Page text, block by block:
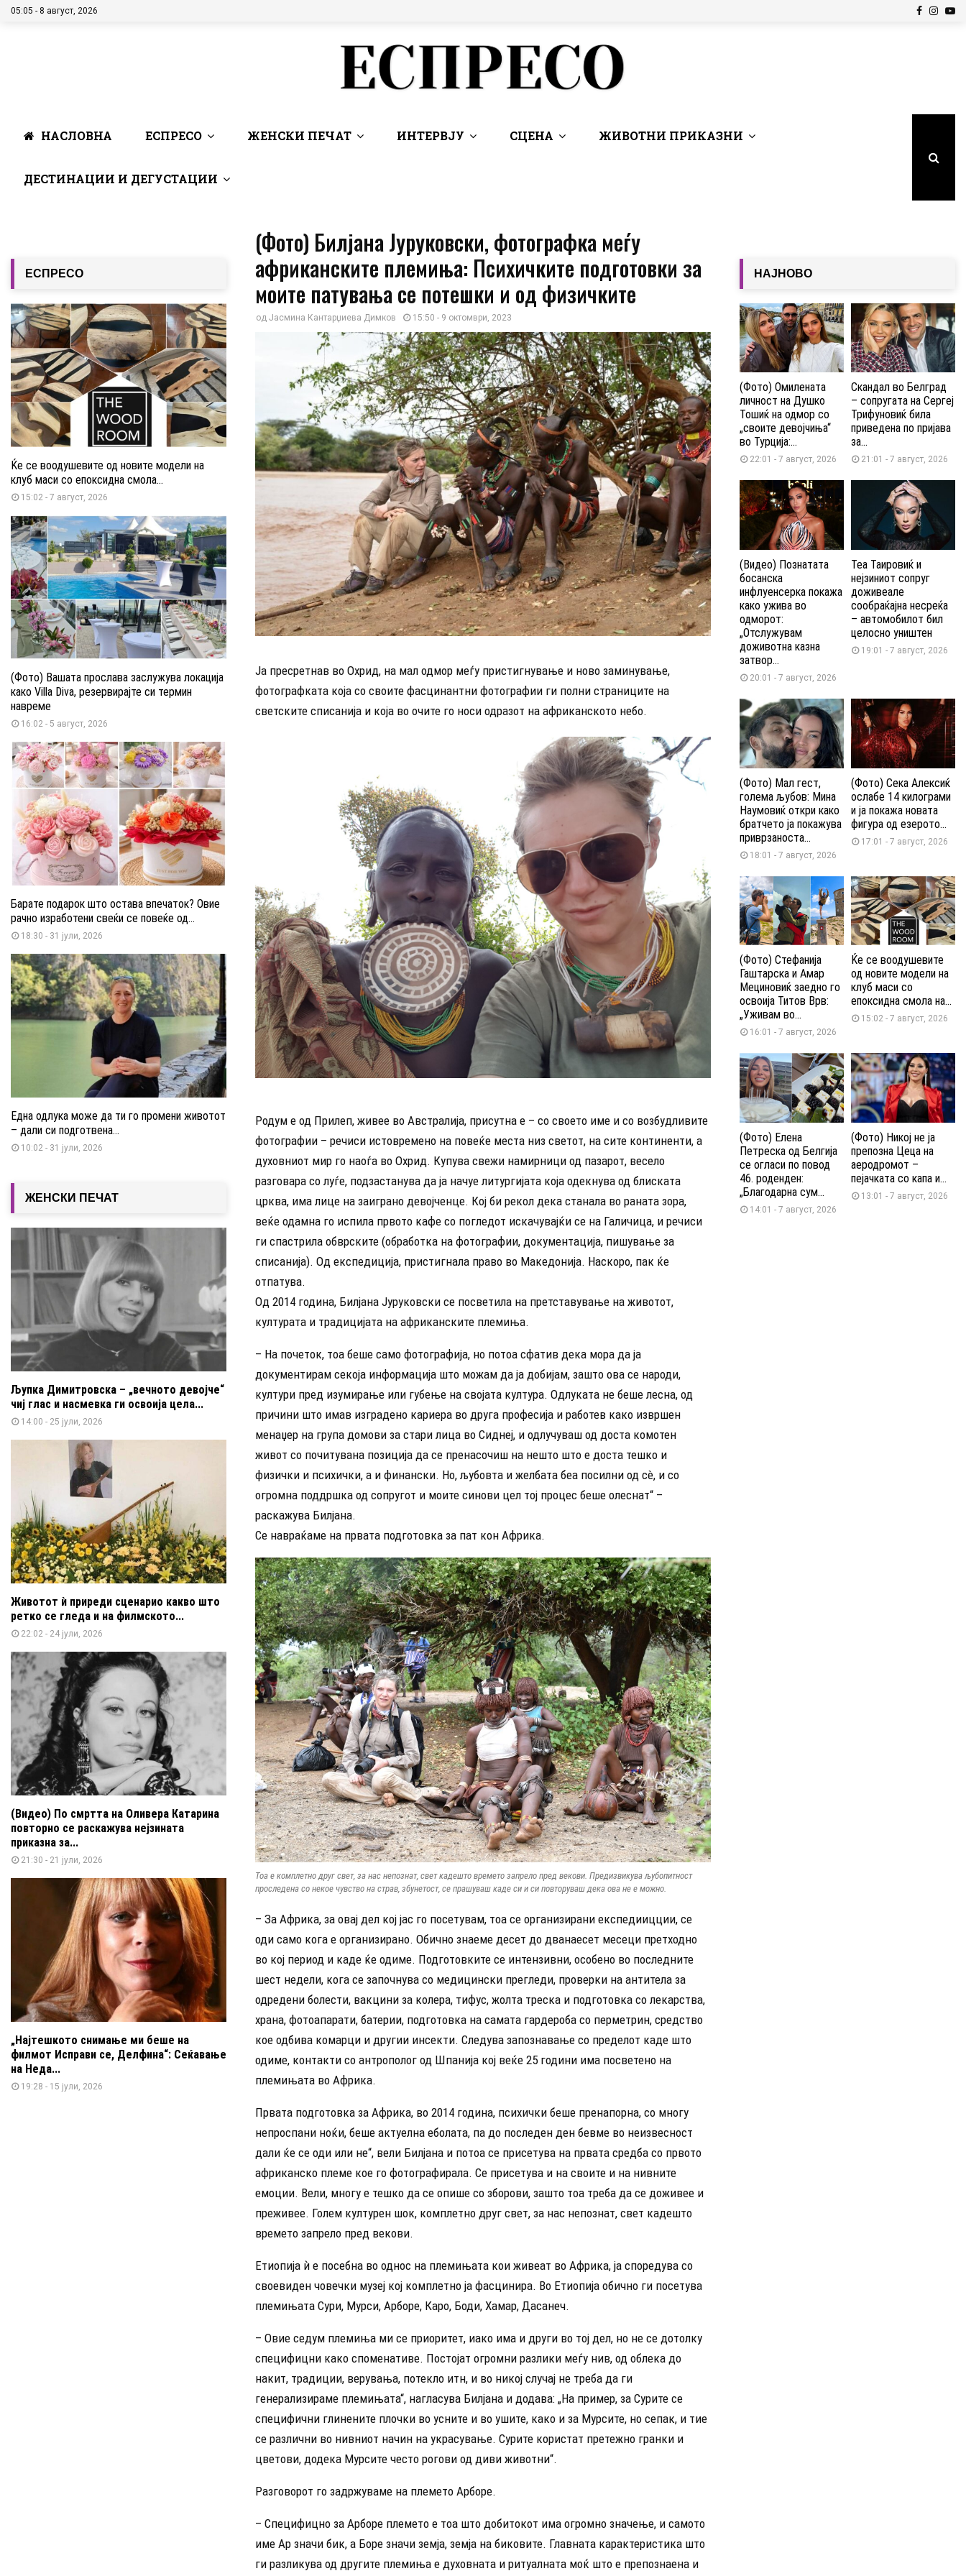
05:05 - 8 август, 2026 Facebook
НАСЛОВНА ЕСПРЕСО ЖЕНСКИ ПЕЧАТ ИНТЕРВЈУ СЦЕНА ЖИВОТНИ ПРИКАЗНИ
ДЕСТИНАЦИИ И ДЕГУСТАЦИИ
(Фото) Билјана Јуруковски, фотографка меѓу
африканските племиња: Психичките подготовки за
моите патувања се потешки и од физичките
од Јасмина Кантарџиева Димков 15:50 - 9 октомври, 2023
Ја пресретнав во Охрид, на мал одмор меѓу пристигнување и ново заминување,
фотографката која со своите фасцинантни фотографии ги полни страниците на
светските списанија и која во очите го носи одразот на африканското небо.
Родум е од Прилеп, живее во Австралија, присутна е – со своето име и со возбудливите
фотографии – речиси истовремено на повеќе места низ светот, на сите континенти, а
духовниот мир го наоѓа во Охрид. Купува свежи намирници од пазарот, весело
разговара со луѓе, подзастанува да ја начуе литургијата која одекнува од блиската
црква, има лице на заиграно девојченце. Кој би рекол дека станала во раната зора,
веќе одамна го испила првото кафе со погледот искачувајќи се на Галичица, и речиси
ги спастрила обврските (обработка на фотографии, документација, пишување за
списанија). Од експедиција, пристигнала право во Македонија. Наскоро, пак ќе
отпатува.
Од 2014 година, Билјана Јуруковски се посветила на претставување на животот,
културата и традицијата на африканските племиња.
– На почеток, тоа беше само фотографија, но потоа сфатив дека мора да ја
документирам секоја информација што можам да ја добијам, зашто ова се народи,
култури пред изумирање или губење на својата култура. Одлуката не беше лесна, од
причини што имав изградено кариера во друга професија и работев како извршен
менаџер на група домови за стари лица во Сиднеј, и одлучуваш од доста комотен
живот со почитувана позиција да се пренасочиш на нешто што е доста тешко и
физички и психички, а и финански. Но, љубовта и желбата беа посилни од сè, и со
огромна поддршка од сопругот и моите синови цел тој процес беше олеснат“ –
раскажува Билјана.
Се навраќаме на првата подготовка за пат кон Африка.
Тоа е комплетно друг свет, за нас непознат, свет кадешто времето запрело пред векови. Предизвикува љубопитност
проследена со некое чувство на страв, збунетост, се прашуваш каде си и си повторуваш дека ова не е можно.
– За Африка, за овај дел кој јас го посетувам, тоа се организирани експедиицции, се
оди само кога е организирано. Обично знаеме десет до дванаесет месеци претходно
во кој период и каде ќе одиме. Подготовките се интензивни, особено во последните
шест недели, кога се започнува со медицински прегледи, проверки на антитела за
одредени болести, вакцини за колера, тифус, жолта треска и подготовка со лекарства,
храна, фотоапарати, батерии, подготовка на самата гардероба со перметрин, средство
кое одбива комарци и другии инсекти. Следува запознавање со пределот каде што
одиме, контакти со антрополог од Шпанија кој веќе 25 години има посветено на
племињата во Африка.
Првата подготовка за Африка, во 2014 година, психички беше пренапорна, со многу
непроспани ноќи, беше актуелна еболата, па до последен ден бевме во неизвесност
дали ќе се оди или не“, вели Билјана и потоа се присетува на првата средба со првото
африканско племе кое го фотографирала. Се присетува и на своите и на нивните
емоции. Вели, многу е тешко да се опише со зборови, зашто тоа треба да се доживее и
преживее. Голем културен шок, комплетно друг свет, за нас непознат, свет кадешто
времето запрело пред векови.
Етиопија ѝ е посебна во однос на племињата кои живеат во Африка, ја споредува со
своевиден човечки музеј кој комплетно ја фасцинира. Во Етиопија обично ги посетува
племињата Сури, Мурси, Арборе, Каро, Боди, Хамар, Дасанеч.
– Овие седум племиња ми се приоритет, иако има и други во тој дел, но не се дотолку
специфицни како споменативе. Постојат огромни разлики меѓу нив, од облека до
накит, традиции, верувања, потекло итн, и во никој случај не треба да ги
генерализираме племињата“, нагласува Билјана и додава: „На пример, за Сурите се
специфични глинените плочки во усните и во ушите, како и за Мурсите, но сепак, и тие
се различни во нивниот начин на украсување. Сурите користат претежно гранки и
цветови, додека Мурсите често рогови од диви животни“.
Разговорот го задржуваме на племето Арборе.
– Специфицно за Арборе племето е тоа што добитокот има огромно значење, и самото
име Ар значи бик, а Боре значи земја, земја на биковите. Главната карактеристика што
ги разликува од другите племиња е духовната и ритуалната моќ што е препознаена и
ЕСПРЕСО
Ќе се воодушевите од новите модели на
клуб маси со епоксидна смола...
15:02 - 7 август, 2026
(Фото) Вашата прослава заслужува локација
како Villa Diva, резервирајте си термин
навреме
16:02 - 5 август, 2026
Барате подарок што остава впечаток? Овие
рачно изработени свеќи се повеќе од...
18:30 - 31 јули, 2026
Една одлука може да ти го промени животот
– дали си подготвена...
10:02 - 31 јули, 2026
ЖЕНСКИ ПЕЧАТ
Љупка Димитровска – „вечното девојче“
чиј глас и насмевка ги освоија цела...
14:00 - 25 јули, 2026
Животот ѝ приреди сценарио какво што
ретко се гледа и на филмското...
22:02 - 24 јули, 2026
(Видео) По смртта на Оливера Катарина
повторно се раскажува нејзината
приказна за...
21:30 - 21 јули, 2026
„Најтешкото снимање ми беше на
филмот Исправи се, Делфина“: Сеќавање
на Неда...
19:28 - 15 јули, 2026
НАЈНОВО
(Фото) Омилената
личност на Душко
Тошиќ на одмор со
„своите девојчиња“
во Турција:...
22:01 - 7 август, 2026
Скандал во Белград
– сопругата на Сергеј
Трифуновиќ била
приведена по пријава
за...
21:01 - 7 август, 2026
(Видео) Познатата
босанска
инфлуенсерка покажа
како ужива во
одморот:
„Отслужувам
доживотна казна
затвор...
20:01 - 7 август, 2026
Теа Таировиќ и
нејзиниот сопруг
доживеале
сообраќајна несреќа
– автомобилот бил
целосно уништен
19:01 - 7 август, 2026
(Фото) Мал гест,
голема љубов: Мина
Наумовиќ откри како
братчето ја покажува
приврзаноста...
18:01 - 7 август, 2026
(Фото) Сека Алексиќ
ослабе 14 килограми
и ја покажа новата
фигура од езерото...
17:01 - 7 август, 2026
(Фото) Стефанија
Гаштарска и Амар
Мециновиќ заедно го
освоија Титов Врв:
„Уживам во...
16:01 - 7 август, 2026
Ќе се воодушевите
од новите модели на
клуб маси со
епоксидна смола на...
15:02 - 7 август, 2026
(Фото) Елена
Петреска од Белгија
се огласи по повод
46. роденден:
„Благодарна сум...
14:01 - 7 август, 2026
(Фото) Никој не ја
препозна Цеца на
аеродромот –
пејачката со капа и...
13:01 - 7 август, 2026